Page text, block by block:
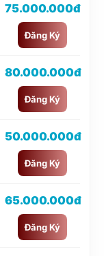
75.000.000đ
Đăng Ký
80.000.000đ
Đăng Ký
50.000.000đ
Đăng Ký
65.000.000đ
Đăng Ký